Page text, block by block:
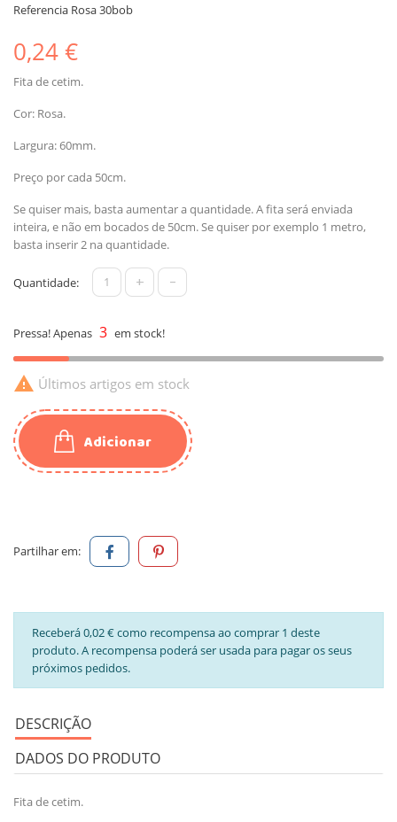
Referencia Rosa 30bob
0,24 €
Fita de cetim.
Cor: Rosa.
Largura: 60mm.
Preço por cada 50cm.
Se quiser mais, basta aumentar a quantidade. A fita será enviada
inteira, e não em bocados de 50cm. Se quiser por exemplo 1 metro,
basta inserir 2 na quantidade.
Quantidade: + -
Pressa! Apenas 3 em stock!
 Últimos artigos em stock
Adicionar
Partilhar em:
Receberá 0,02 € como recompensa ao comprar 1 deste
produto. A recompensa poderá ser usada para pagar os seus
próximos pedidos.
DESCRIÇÃO
DADOS DO PRODUTO
Fita de cetim.